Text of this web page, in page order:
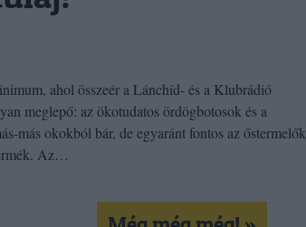
ahol összeér a Lánchíd- és a Klubrádió
meglepő: az ökotudatos ördögbotosok és a
más okokból bár, de egyaránt fontos az őstermelők
Az…